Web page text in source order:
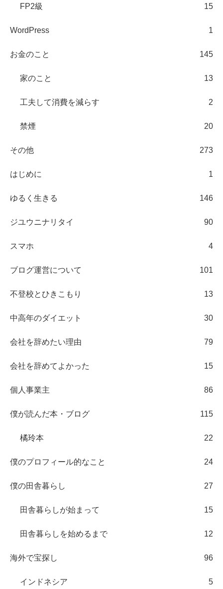
FP2級 15
WordPress 1
お金のこと 145
家のこと 13
工夫して消費を減らす 2
禁煙 20
その他 273
はじめに 1
ゆるく生きる 146
ジユウニナリタイ 90
スマホ 4
ブログ運営について 101
不登校とひきこもり 13
中高年のダイエット 30
会社を辞めたい理由 79
会社を辞めてよかった 15
個人事業主 86
僕が読んだ本・ブログ 115
橘玲本 22
僕のプロフィール的なこと 24
僕の田舎暮らし 27
田舎暮らしが始まって 15
田舎暮らしを始めるまで 12
海外で宝探し 96
インドネシア 5